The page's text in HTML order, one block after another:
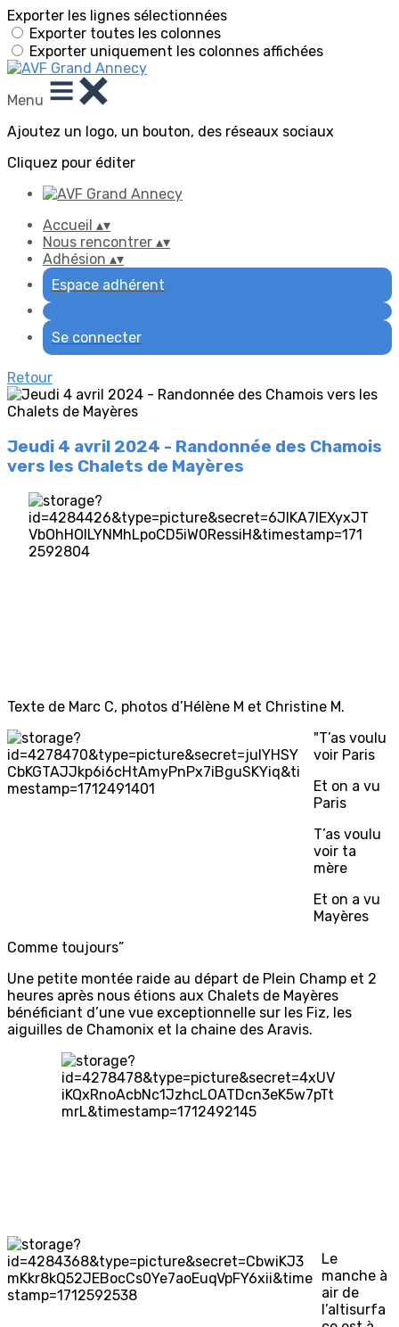
Exporter les lignes sélectionnées
Exporter toutes les colonnes
Exporter uniquement les colonnes affichées
Menu
Ajoutez un logo, un bouton, des réseaux sociaux
Cliquez pour éditer
Accueil ▴▾
Nous rencontrer ▴▾
Adhésion ▴▾
Espace adhérent
Se connecter
Retour
Jeudi 4 avril 2024 - Randonnée des Chamois
vers les Chalets de Mayères
Texte de Marc C, photos d’Hélène M et Christine M.
"T’as voulu
voir Paris
Et on a vu
Paris
T’as voulu
voir ta
mère
Et on a vu
Mayères
Comme toujours”
Une petite montée raide au départ de Plein Champ et 2
heures après nous étions aux Chalets de Mayères
bénéficiant d’une vue exceptionnelle sur les Fiz, les
aiguilles de Chamonix et la chaine des Aravis.
Le
manche à
air de
l’altisurfa